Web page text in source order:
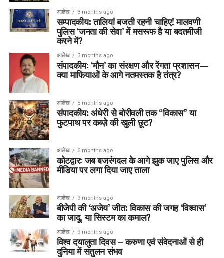
आलेख 3 months ago
सम्पादकीय: तालियां बजती रहनी चाहिए! मालवणी
पुलिस ‘जनता की सेवा’ में मसरूफ है या बदतमीजी
करने में?
आलेख 3 months ago
संपादकीय: ‘मौन’ का संरक्षण और रेंगता प्रशासन—
क्या माफियाओं के आगे नतमस्तक है तंत्र?
आलेख 5 months ago
संपादकीय: अंधेरी से बोरीवली तक “विकास” या
फुटपाथ पर कब्ज़े की खुली छूट?
आलेख 6 months ago
कोटद्वार: जब बजरंगदल के आगे झुक जाए पुलिस और
मीडिया पर लगा दिया जाए ताला
आलेख 9 months ago
बीजेपी की ‘अजेय’ जीत: विकास की जगह ‘विश्वास’
का जादू, या सिस्टम का कमाल?
आलेख 9 months ago
विश्व दयालुता दिवस – करुणा एवं संवेदनाओं से ही
दुनिया में संतुलन संभव